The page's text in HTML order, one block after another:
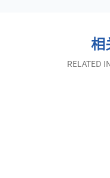
相
RELATED